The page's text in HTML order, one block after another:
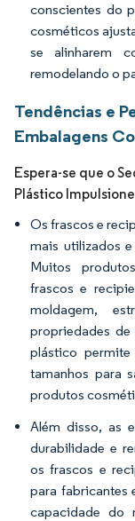
conscientes do
cosméticos
se alinharem
remodelando o
Tendências e
Embalagens
Espera-se que o
Plástico
Os frascos e
mais utilizados
Muitos
frascos e
moldagem,
propriedades
plástico
tamanhos para
produtos
Além disso, as
durabilidade e
os frascos e
para fabricantes
capacidade do